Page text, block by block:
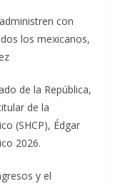
con
los mexicanos,
de la República,
de la
(SHCP), Édgar
2026.
y el